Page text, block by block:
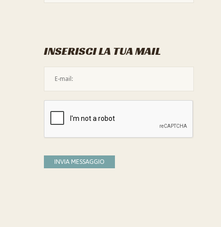
INSERISCI LA TUA MAIL
INVIA MESSAGGIO